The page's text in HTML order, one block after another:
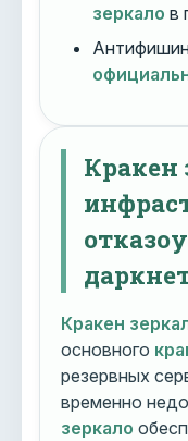
зеркало в
Кракен
Кракен
основного
резервных
временно
зеркало